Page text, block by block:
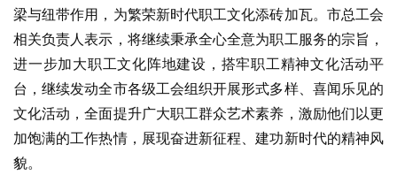
梁与纽带作用，为繁荣新时代职工文化添砖加瓦。市总工会
相关负责人表示，将继续秉承全心全意为职工服务的宗旨，
进一步加大职工文化阵地建设，搭牢职工精神文化活动平
台，继续发动全市各级工会组织开展形式多样、喜闻乐见的
文化活动，全面提升广大职工群众艺术素养，激励他们以更
加饱满的工作热情，展现奋进新征程、建功新时代的精神风
貌。